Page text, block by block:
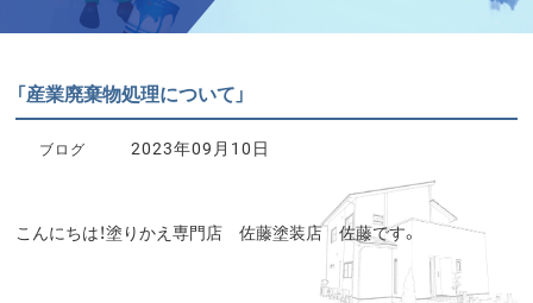
「産業廃棄物処理について」
ブログ 2023年09月10日
こんにちは！塗りかえ専門店 佐藤塗装店 佐藤です。